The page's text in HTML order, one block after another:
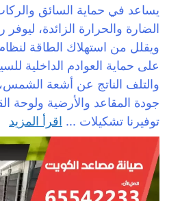
يساعد في حماية السائق
الضارة والحرارة الزائدة، ليوفر
ويقلل من استهلاك الطاقة
على حماية العوادم الداخلية
والتلف الناتج عن أشعة
جودة المقاعد والأرضية ولوحة
توفيرنا تشكيلات ... اقرأ المزيد